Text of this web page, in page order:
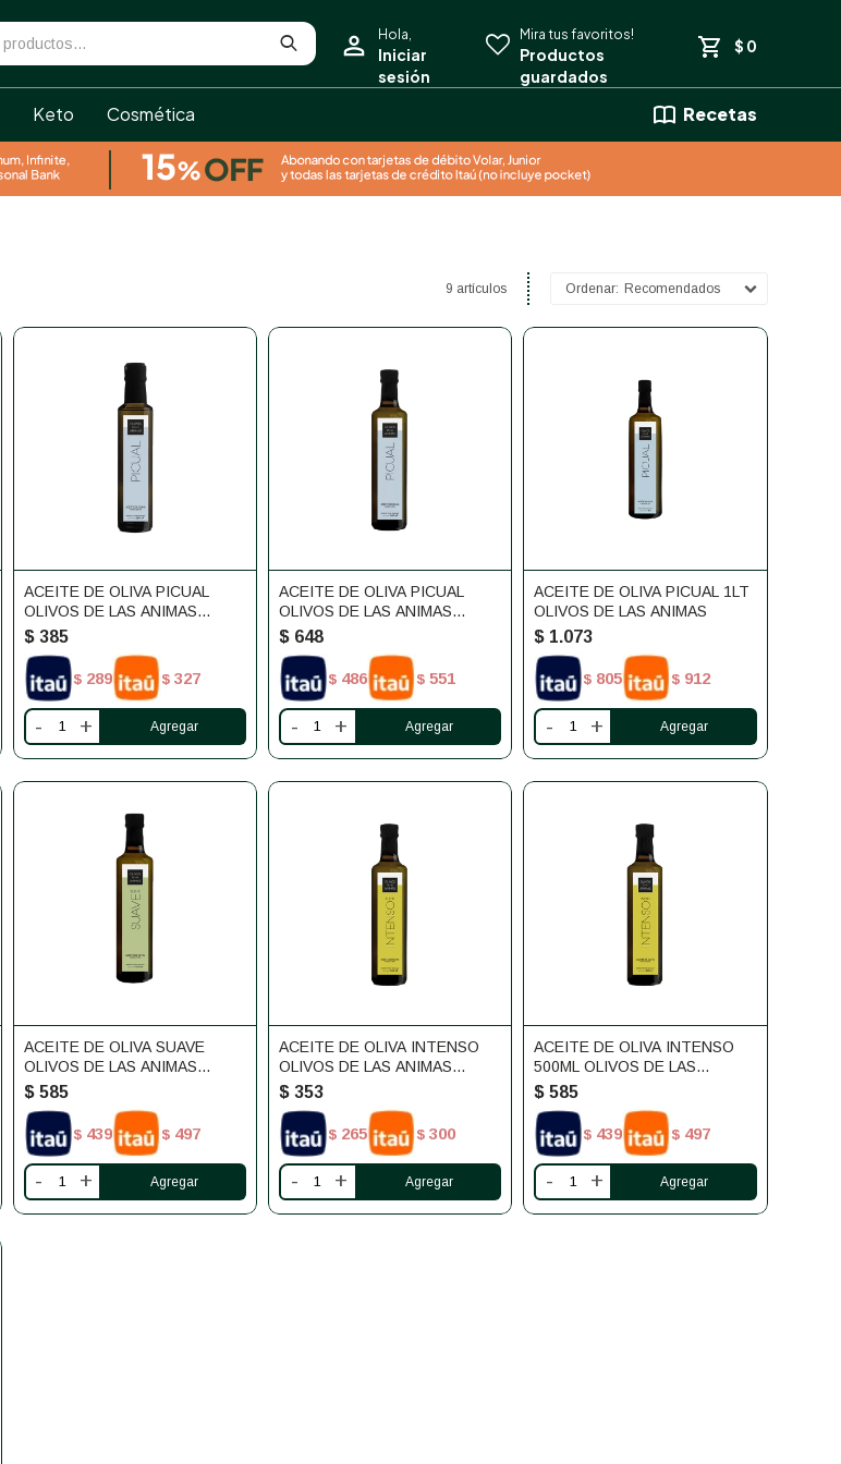
Keto Cosmética Recetas
$ 0
9 artículos Recomendados
ACEITE DE OLIVA PICUAL
OLIVOS DE LAS ANIMAS
250ML
$ 385
$ 289 $ 327
- +
ACEITE DE OLIVA PICUAL
OLIVOS DE LAS ANIMAS
500ML
$ 648
$ 486 $ 551
- +
ACEITE DE OLIVA PICUAL 1LT
OLIVOS DE LAS ANIMAS
$ 1.073
$ 805 $ 912
- +
ACEITE DE OLIVA SUAVE
OLIVOS DE LAS ANIMAS
500ML
$ 585
$ 439 $ 497
- +
ACEITE DE OLIVA INTENSO
OLIVOS DE LAS ANIMAS
250ML
$ 353
$ 265 $ 300
- +
ACEITE DE OLIVA INTENSO
500ML OLIVOS DE LAS
ANIMAS
$ 585
$ 439 $ 497
- +